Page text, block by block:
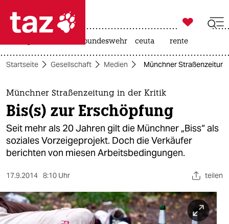
 taz zahl ich
taz zahl ich
themen
politik
öko
sport

taz zahl ich
bundeswehr ceuta rente
Startseite Gesellschaft Medien Münchner
Münchner Straßenzeitung in der Kritik
Bis(s) zur Erschöpfung
Seit mehr als 20 Jahren gilt die Münchner „Biss“ als
soziales Vorzeigeprojekt. Doch die Verkäufer
berichten von miesen Arbeitsbedingungen.
17.9.2014 8:10 Uhr teilen